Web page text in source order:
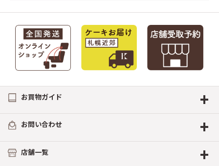
お買物ガイド +
お問い合わせ +
店舗一覧 +